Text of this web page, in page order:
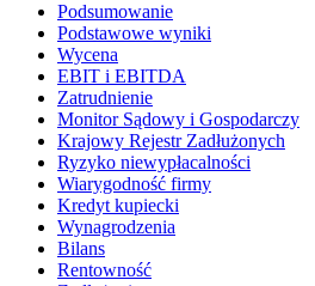
Podsumowanie
Podstawowe wyniki
Wycena
EBIT i EBITDA
Zatrudnienie
Monitor Sądowy i Gospodarczy
Krajowy Rejestr Zadłużonych
Ryzyko niewypłacalności
Wiarygodność firmy
Kredyt kupiecki
Wynagrodzenia
Bilans
Rentowność